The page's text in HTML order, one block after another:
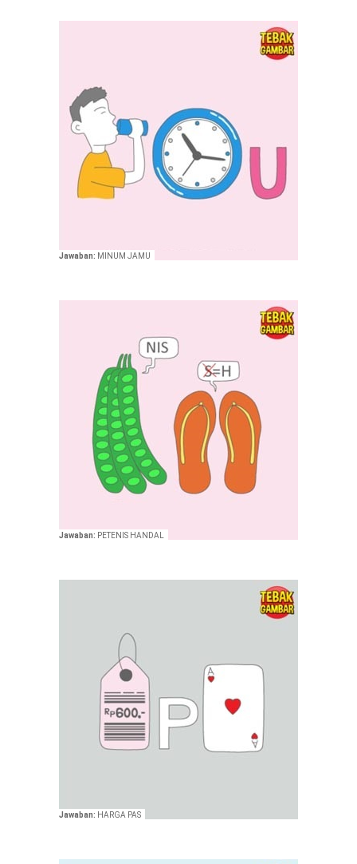
Jawaban: MINUM JAMU
Jawaban: PETENIS HANDAL
Jawaban: HARGA PAS